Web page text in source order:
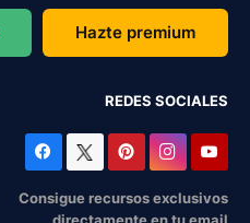
Hazte premium
REDES SOCIALES
Consigue recursos exclusivos